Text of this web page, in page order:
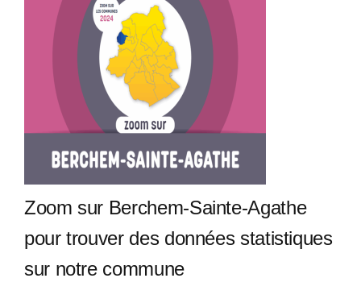
Zoom sur Berchem-Sainte-Agathe
pour trouver des données statistiques
sur notre commune